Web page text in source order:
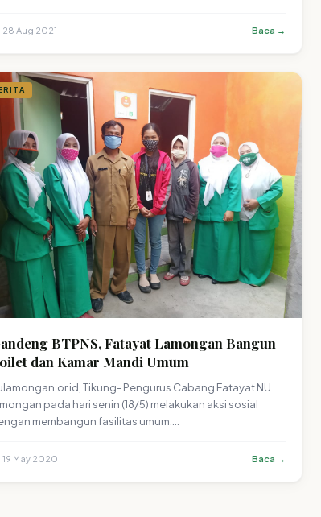
28 Aug 2021 Baca →
BTPNS, Fatayat Lamongan Bangun
dan Kamar Mandi Umum
Tikung- Pengurus Cabang Fatayat NU
pada hari senin (18/5) melakukan aksi sosial
membangun fasilitas umum.…
19 May 2020 Baca →